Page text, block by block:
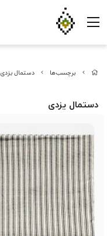
برچسب‌ها دستمال یزدی
دستمال یزدی